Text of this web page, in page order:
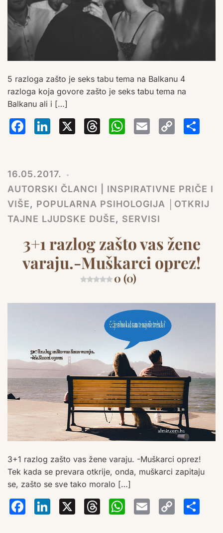
5 razloga zašto je seks tabu tema na Balkanu 4
razloga koja govore zašto je seks tabu tema na
Balkanu ali i […]
Facebook
LinkedIn
X Threads
Email
16.05.2017.
AUTORSKI ČLANCI | INSPIRATIVNE PRIČE I
VIŠE, POPULARNA PSIHOLOGIJA │OTKRIJ
TAJNE LJUDSKE DUŠE, SERVISI
3+1 razlog zašto vas žene
varaju.-Muškarci oprez!
0 (0)
3+1 razlog zašto vas žene varaju. -Muškarci oprez!
Tek kada se prevara otkrije, onda, muškarci zapitaju
se, zašto se sve tako moralo […]
Facebook
LinkedIn
X Threads
Email